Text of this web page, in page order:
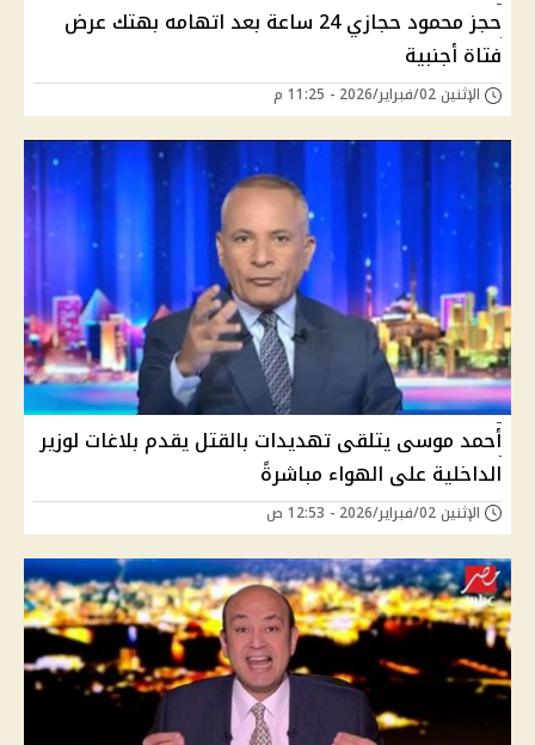
حجز محمود حجازي 24 ساعة بعد اتهامه بهتك عرض
فتاة أجنبية
الإثنين 02/فبراير/2026 - 11:25 م
أحمد موسى يتلقى تهديدات بالقتل يقدم بلاغات لوزير
الداخلية على الهواء مباشرةً
الإثنين 02/فبراير/2026 - 12:53 ص